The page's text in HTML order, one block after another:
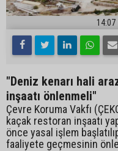
14:07
"Deniz kenarı hali
inşaatı önlenmeli"
Çevre Koruma Vakfı
kaçak restoran inşaatı
önce yasal işlem
faaliyete geçmesinin